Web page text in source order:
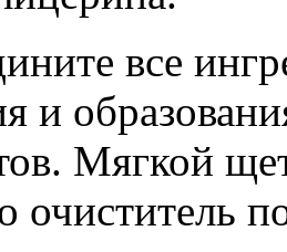
все
и
Мягкой
очиститель